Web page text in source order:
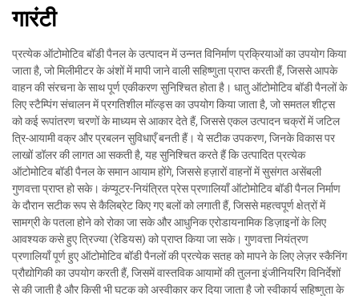
गारंटी
प्रत्येक ऑटोमोटिव बॉडी पैनल के उत्पादन में उन्नत विनिर्माण प्रक्रियाओं का उपयोग किया
जाता है, जो मिलीमीटर के अंशों में मापी जाने वाली सहिष्णुता प्राप्त करती हैं, जिससे आपके
वाहन की संरचना के साथ पूर्ण एकीकरण सुनिश्चित होता है। धातु ऑटोमोटिव बॉडी पैनलों के
लिए स्टैम्पिंग संचालन में प्रगतिशील मॉल्ड्स का उपयोग किया जाता है, जो समतल शीट्स
को कई रूपांतरण चरणों के माध्यम से आकार देते हैं, जिससे एकल उत्पादन चक्रों में जटिल
त्रि-आयामी वक्र और प्रबलन सुविधाएँ बनती हैं। ये सटीक उपकरण, जिनके विकास पर
लाखों डॉलर की लागत आ सकती है, यह सुनिश्चित करते हैं कि उत्पादित प्रत्येक
ऑटोमोटिव बॉडी पैनल के समान आयाम होंगे, जिससे हज़ारों वाहनों में सुसंगत असेंबली
गुणवत्ता प्राप्त हो सके। कंप्यूटर-नियंत्रित प्रेस प्रणालियाँ ऑटोमोटिव बॉडी पैनल निर्माण
के दौरान सटीक रूप से कैलिब्रेट किए गए बलों को लगाती हैं, जिससे महत्वपूर्ण क्षेत्रों में
सामग्री के पतला होने को रोका जा सके और आधुनिक एरोडायनामिक डिज़ाइनों के लिए
आवश्यक कसे हुए त्रिज्या (रेडियस) को प्राप्त किया जा सके। गुणवत्ता नियंत्रण
प्रणालियाँ पूर्ण हुए ऑटोमोटिव बॉडी पैनलों की प्रत्येक सतह को मापने के लिए लेज़र स्कैनिंग
प्रौद्योगिकी का उपयोग करती हैं, जिसमें वास्तविक आयामों की तुलना इंजीनियरिंग विनिर्देशों
से की जाती है और किसी भी घटक को अस्वीकार कर दिया जाता है जो स्वीकार्य सहिष्णुता के